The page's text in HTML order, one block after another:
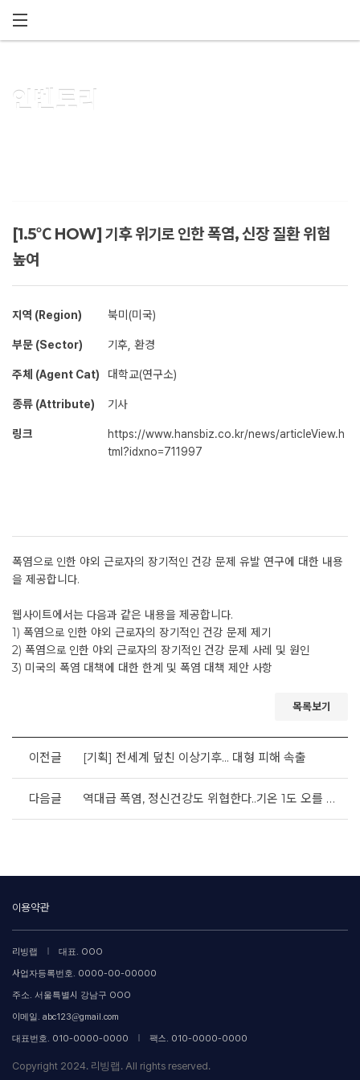
인벤토리
[1.5℃ HOW] 기후 위기로 인한 폭염, 신장 질환 위험
높여
지역 (Region) 북미(미국)
부문 (Sector) 기후, 환경
주체 (Agent Cat) 대학교(연구소)
종류 (Attribute) 기사
링크
https://www.hansbiz.co.kr/news/articleView.h
tml?idxno=711997
폭염으로 인한 야외 근로자의 장기적인 건강 문제 유발 연구에 대한 내용
을 제공합니다.
웹사이트에서는 다음과 같은 내용을 제공합니다.
1) 폭염으로 인한 야외 근로자의 장기적인 건강 문제 제기
2) 폭염으로 인한 야외 근로자의 장기적인 건강 문제 사레 및 원인
3) 미국의 폭염 대책에 대한 한계 및 폭염 대책 제안 사항
목록보기
이전글 [기획] 전세계 덮친 이상기후... 대형 피해 속출
다음글 역대급 폭염, 정신건강도 위협한다..기온 1도 오를 때 우울감 13% 증가
이용약관
리빙랩 |
대표. OOO
사업자등록번호. 0000-00-00000
주소. 서울특별시 강남구 OOO
이메일. abc123@gmail.com
대표번호. 010-0000-0000
| 팩스. 010-0000-0000
Copyright 2024. 리빙랩. All rights reserved.